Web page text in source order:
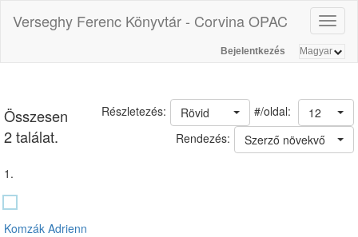
Verseghy Ferenc Könyvtár - Corvina OPAC
Bejelentkezés
Összesen
2 találat.
#/oldal: 12
Rövid
Részletezés:
Rendezés:
Szerző növekvő
1.
Komzák Adrienn